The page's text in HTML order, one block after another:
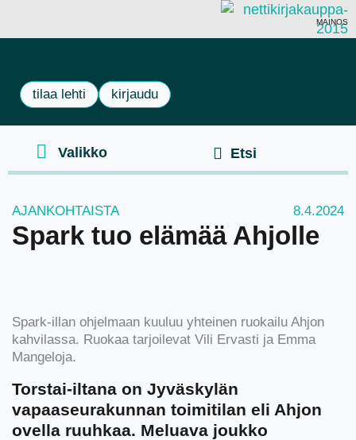
MAINOS
tilaa lehti kirjaudu
AJANKOHTAISTA 8.4.2024
Spark tuo elämää Ahjolle
Spark-illan ohjelmaan kuuluu yhteinen ruokailu Ahjon
kahvilassa. Ruokaa tarjoilevat Vili Ervasti ja Emma
Mangeloja.
Torstai-iltana on Jyväskylän
vapaaseurakunnan toimitilan eli Ahjon
ovella ruuhkaa. Meluava joukko